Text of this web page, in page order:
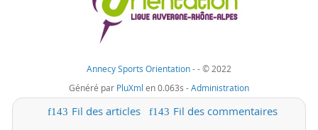
Annecy Sports Orientation-- © 2022
Généré par PluXml en 0.063s -Administration
Fil des articles
Fil des commentaires